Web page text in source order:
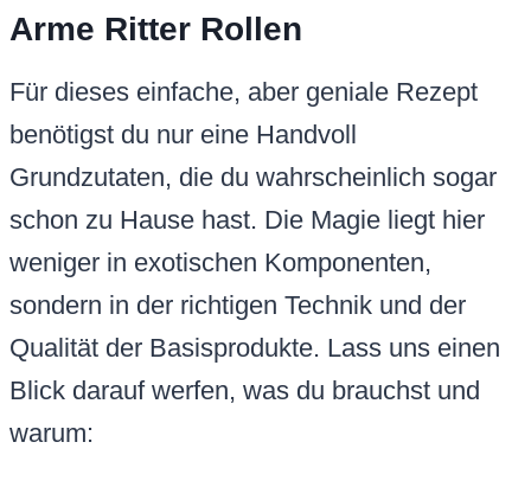
Arme Ritter Rollen
Für dieses einfache, aber geniale Rezept
benötigst du nur eine Handvoll
Grundzutaten, die du wahrscheinlich sogar
schon zu Hause hast. Die Magie liegt hier
weniger in exotischen Komponenten,
sondern in der richtigen Technik und der
Qualität der Basisprodukte. Lass uns einen
Blick darauf werfen, was du brauchst und
warum: